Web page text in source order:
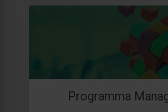
Programma